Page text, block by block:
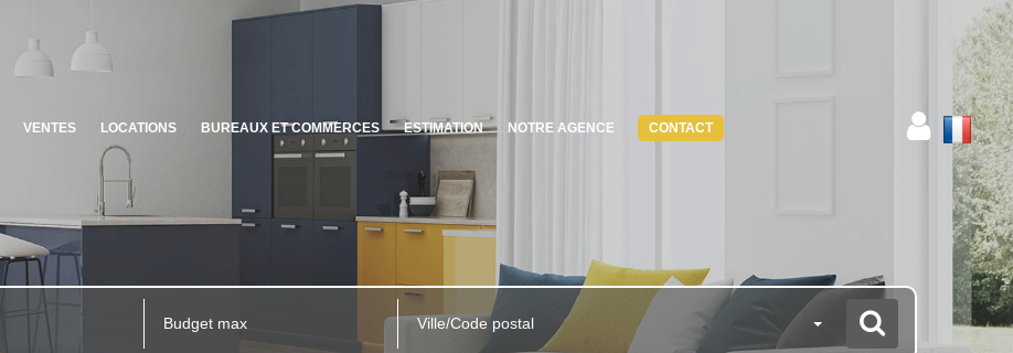
VENTES LOCATIONS BUREAUX ET COMMERCES ESTIMATION NOTRE AGENCE CONTACT
Ville/Code postal